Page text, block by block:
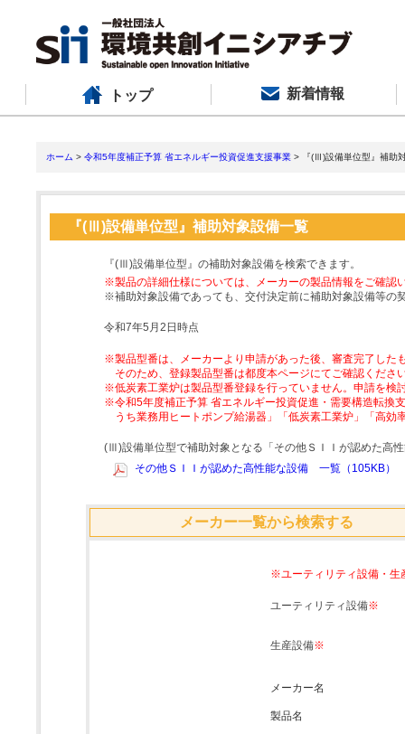
トップ 新着情報
ホーム > 令和5年度補正予算 省エネルギー投資促進支援事業 > 『(Ⅲ)設備単位型』補助
『(Ⅲ)設備単位型』補助対象設備一覧
『(Ⅲ)設備単位型』の補助対象設備を検索できます。
※製品の詳細仕様については、メーカーの製品情報をご確認
※補助対象設備であっても、交付決定前に補助対象設備等の
令和7年5月2日時点
※製品型番は、メーカーより申請があった後、審査完了した
そのため、登録製品型番は都度本ページにてご確認くださ
※低炭素工業炉は製品型番登録を行っていません。申請を検
※令和5年度補正予算 省エネルギー投資促進・需要構造転換
うち業務用ヒートポンプ給湯器」「低炭素工業炉」「高
(Ⅲ)設備単位型で補助対象となる「その他ＳＩＩが認めた高
その他ＳＩＩが認めた高性能な設備 一覧（105KB）
メーカー一覧から検索する
※ユーティリティ設備・生
ユーティリティ設備※
生産設備※
メーカー名
製品名